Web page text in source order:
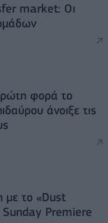
market: Οι
φορά το
άνοιξε τις
με το «Dust
Premiere